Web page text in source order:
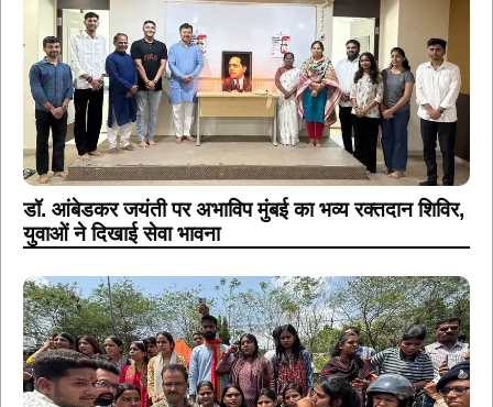
डॉ. आंबेडकर जयंती पर अभाविप मुंबई का भव्य रक्तदान शिविर,
युवाओं ने दिखाई सेवा भावना